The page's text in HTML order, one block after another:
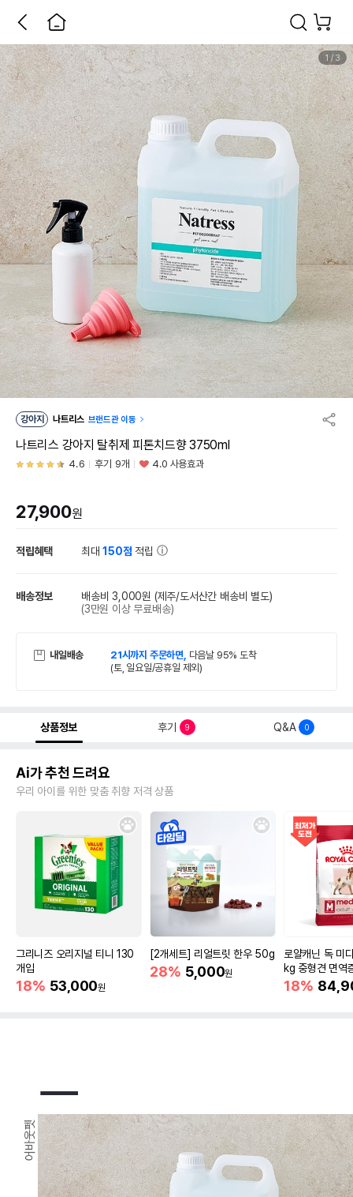
1/3
강아지 나트리스 브랜드관 이동
나트리스 강아지 탈취제 피톤치드향 3750ml
4.6 후기 9개 4.0 사용효과
27,900원
적립혜택 최대150점 적립
배송정보 배송비 3,000원 (제주/도서산간 배송비 별도)
(3만원 이상 무료배송)
내일배송 21시까지 주문하면, 다음날 95% 도착
(토, 일요일/공휴일 제외)
상품정보 후기 9 Q&A 0
Ai가 추천 드려요
우리 아이를 위한 맞춤 취향 저격 상품
그리니즈 오리지널 티니 130
개입
18% 53,000원
[2개세트] 리얼트릿 한우 50g
28% 5,000원
로얄캐닌 독 미
kg 중형견 면역
18%